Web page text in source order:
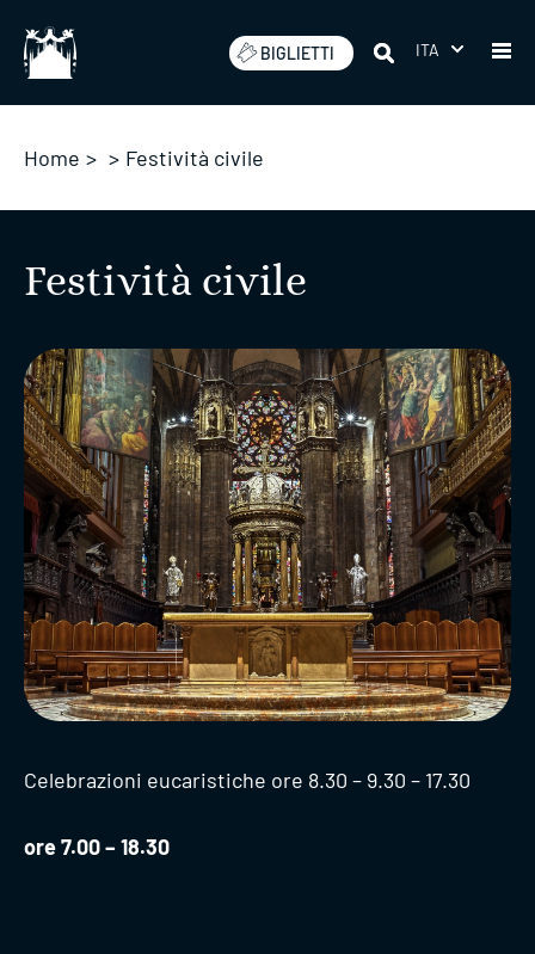
BIGLIETTI ITA
Home > > Festività civile
Festività civile
Celebrazioni eucaristiche ore 8.30 – 9.30 – 17.30
ore 7.00 – 18.30